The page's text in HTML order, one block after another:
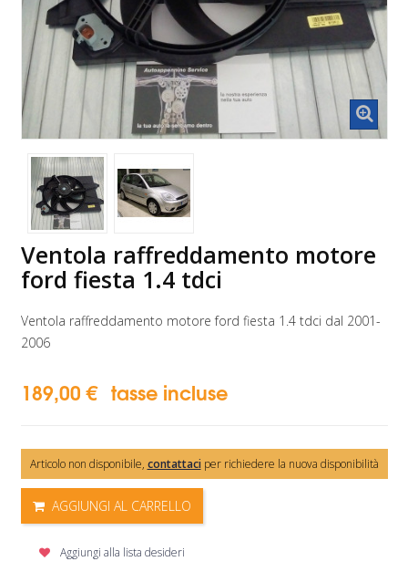
Ventola raffreddamento motore
ford fiesta 1.4 tdci
Ventola raffreddamento motore ford fiesta 1.4 tdci dal 2001-
2006
189,00 € tasse incluse
Articolo non disponibile, contattaciper richiedere la nuova disponibilità
AGGIUNGI AL CARRELLO
Aggiungi alla lista desideri